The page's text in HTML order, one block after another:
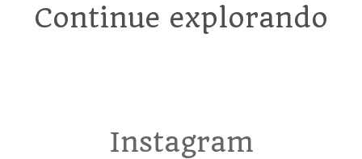
Continue explorando
Instagram